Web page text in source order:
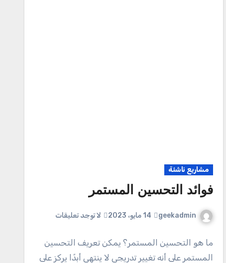
مشاريع ناشئة
فوائد التحسين المستمر
geekadmin 14 مايو، 2023 لا توجد تعليقات
ما هو التحسين المستمر؟ يمكن تعريف التحسين
المستمر على أنه تغيير تدريجي لا ينتهي أبدًا يركز على